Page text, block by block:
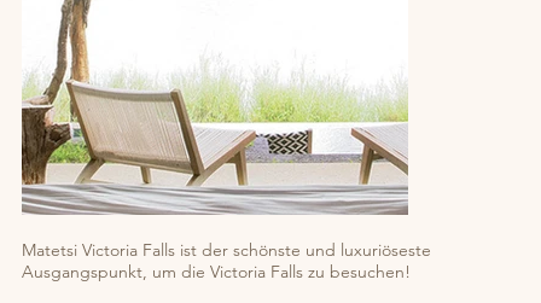
Matetsi Victoria Falls ist der schönste und luxuriöseste
Ausgangspunkt, um die Victoria Falls zu besuchen!